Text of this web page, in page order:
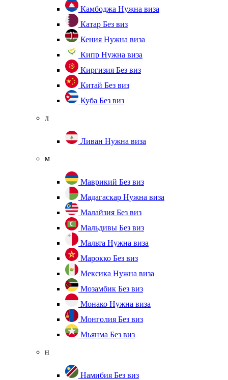
Камбоджа Нужна виза
Катар Без виз
Кения Нужна виза
Кипр Нужна виза
Киргизия Без виз
Китай Без виз
Куба Без виз
л
Ливан Нужна виза
м
Маврикий Без виз
Мадагаскар Нужна виза
Малайзия Без виз
Мальдивы Без виз
Мальта Нужна виза
Марокко Без виз
Мексика Нужна виза
Мозамбик Без виз
Монако Нужна виза
Монголия Без виз
Мьянма Без виз
н
Намибия Без виз